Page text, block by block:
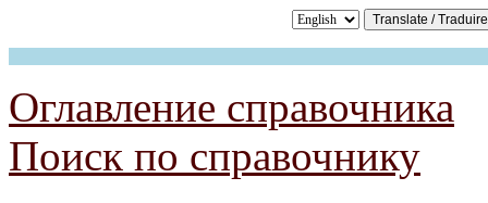
Оглавление справочника
Поиск по справочнику